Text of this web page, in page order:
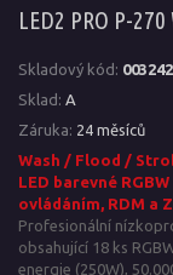
LED2 PRO P-
Skladový kód:
Sklad: A
Záruka: 24 měsíců
Wash / Flood /
LED barevné
ovládáním, RDM a
Profesionální
obsahující 18 ks
energie (250W),